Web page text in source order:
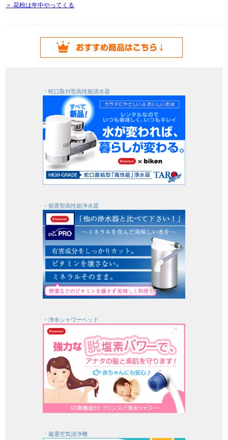
＞ 花粉は年中やってくる
・蛇口取付型高性能清水器
・据置型高性能浄水器
・浄水シャワーヘッド
・厳選空気清浄機